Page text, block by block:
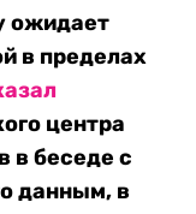
ожидает
в пределах
центра
в беседе с
данным, в